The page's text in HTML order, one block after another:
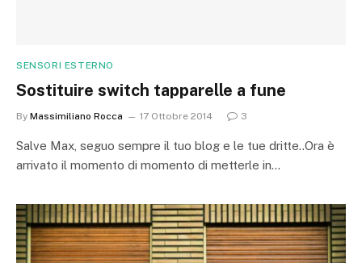
SENSORI ESTERNO
Sostituire switch tapparelle a fune
By Massimiliano Rocca 17 Ottobre 2014 3
Salve Max, seguo sempre il tuo blog e le tue dritte..Ora è
arrivato il momento di momento di metterle in…